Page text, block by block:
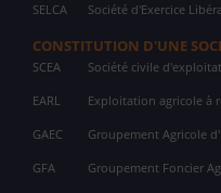
SELCA Société d'Exercice
CONSTITUTION D'UNE
SCEA Société civile
EARL Exploitation agricole à
GAEC Groupement Agricole
GFA Groupement Foncier